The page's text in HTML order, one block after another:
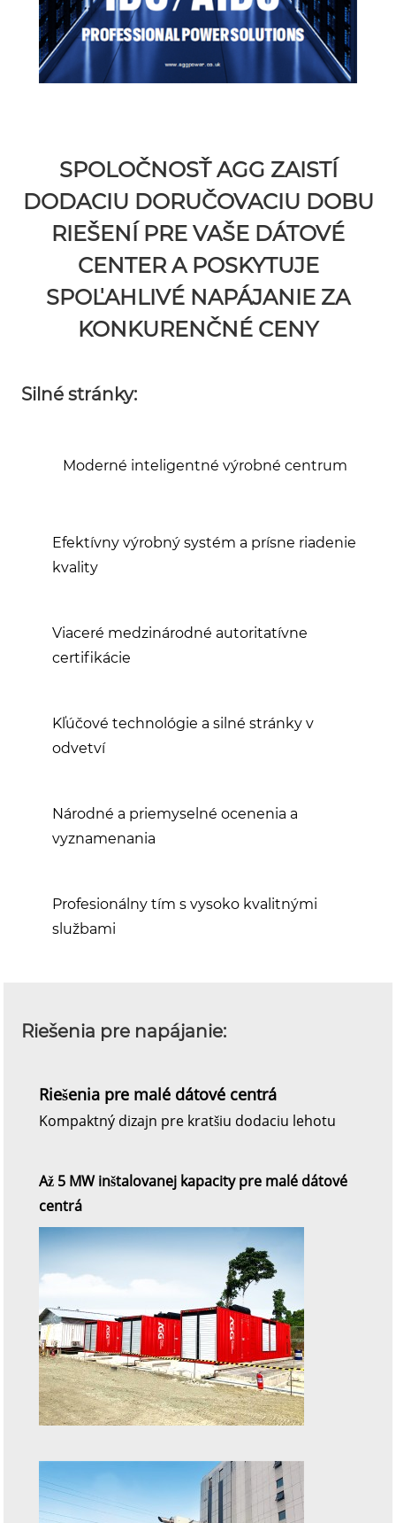
SPOLOČNOSŤ AGG ZAISTÍ
DODACIU DORUČOVACIU DOBU
RIEŠENÍ PRE VAŠE DÁTOVÉ
CENTER A POSKYTUJE
SPOĽAHLIVÉ NAPÁJANIE ZA
KONKURENČNÉ CENY
Silné stránky:
Moderné inteligentné výrobné centrum
Efektívny výrobný systém a prísne riadenie
kvality
Viaceré medzinárodné autoritatívne
certifikácie
Kľúčové technológie a silné stránky v
odvetví
Národné a priemyselné ocenenia a
vyznamenania
Profesionálny tím s vysoko kvalitnými
službami
Riešenia pre napájanie:
Riešenia pre malé dátové centrá
Kompaktný dizajn pre kratšiu dodaciu lehotu
Až 5 MW inštalovanej kapacity pre malé dátové
centrá